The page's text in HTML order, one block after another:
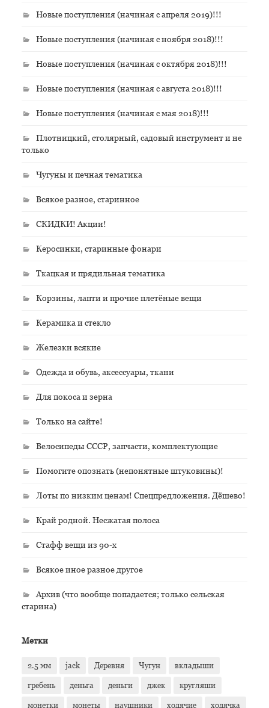
Новые поступления (начиная с апреля 2019)!!!
Новые поступления (начиная с ноября 2018)!!!
Новые поступления (начиная с октября 2018)!!!
Новые поступления (начиная с августа 2018)!!!
Новые поступления (начиная с мая 2018)!!!
Плотницкий, столярный, садовый инструмент и не
только
Чугуны и печная тематика
Всякое разное, старинное
СКИДКИ! Акции!
Керосинки, старинные фонари
Ткацкая и прядильная тематика
Корзины, лапти и прочие плетёные вещи
Керамика и стекло
Железки всякие
Одежда и обувь, аксессуары, ткани
Для покоса и зерна
Только на сайте!
Велосипеды СССР, запчасти, комплектующие
Помогите опознать (непонятные штуковины)!
Лоты по низким ценам! Спецпредложения. Дёшево!
Край родной. Несжатая полоса
Стафф вещи из 90-х
Всякое иное разное другое
Архив (что вообще попадается; только сельская
старина)
Метки
2.5 мм jack Деревня Чугун вкладыши
гребень деньга деньги джек кругляши
монетки монеты наушники ходячие ходячка